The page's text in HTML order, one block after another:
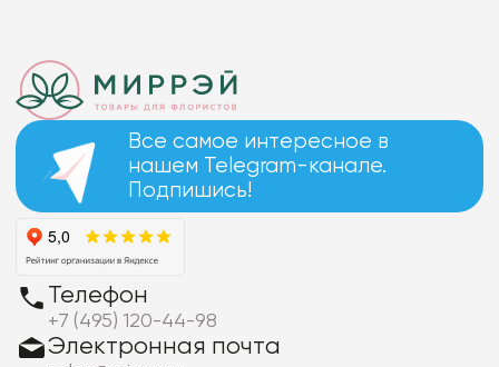
Все самое интересное в
нашем Telegram-канале.
Подпишись!
Телефон
+7 (495) 120-44-98
Электронная почта